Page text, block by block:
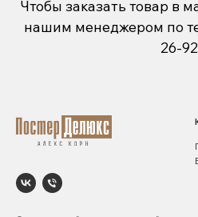
Чтобы заказать товар в
нашим менеджером по
26-92